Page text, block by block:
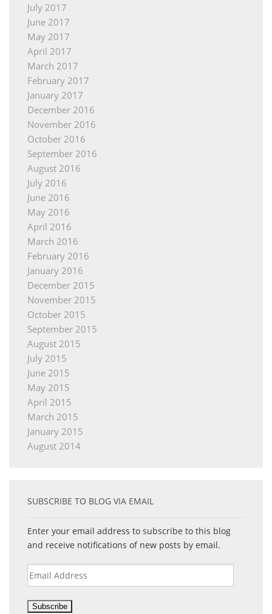
July 2017
June 2017
May 2017
April 2017
March 2017
February 2017
January 2017
December 2016
November 2016
October 2016
September 2016
August 2016
July 2016
June 2016
May 2016
April 2016
March 2016
February 2016
January 2016
December 2015
November 2015
October 2015
September 2015
August 2015
July 2015
June 2015
May 2015
April 2015
March 2015
January 2015
August 2014
SUBSCRIBE TO BLOG VIA EMAIL
Enter your email address to subscribe to this blog
and receive notifications of new posts by email.
Email
Address